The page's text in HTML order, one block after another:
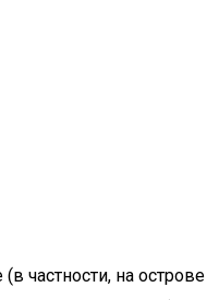
частности, на острове